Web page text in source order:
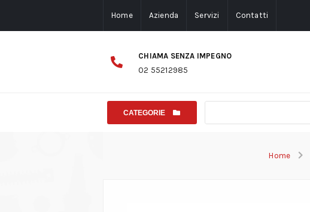
Home Azienda Servizi Contatti
CHIAMA SENZA IMPEGNO
02 55212985
CATEGORIE
Home